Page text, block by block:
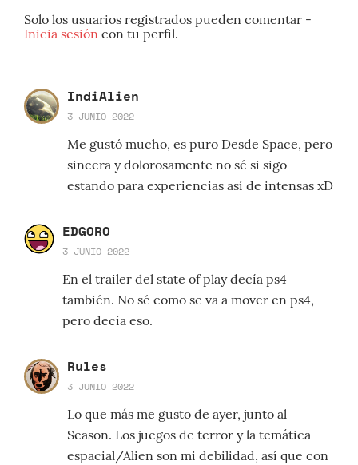
Solo los usuarios registrados pueden comentar -
Inicia sesión con tu perfil.
IndiAlien
3 JUNIO 2022
Me gustó mucho, es puro Desde Space, pero
sincera y dolorosamente no sé si sigo
estando para experiencias así de intensas xD
EDGORO
3 JUNIO 2022
En el trailer del state of play decía ps4
también. No sé como se va a mover en ps4,
pero decía eso.
Rules
3 JUNIO 2022
Lo que más me gusto de ayer, junto al
Season. Los juegos de terror y la temática
espacial/Alien son mi debilidad, así que con